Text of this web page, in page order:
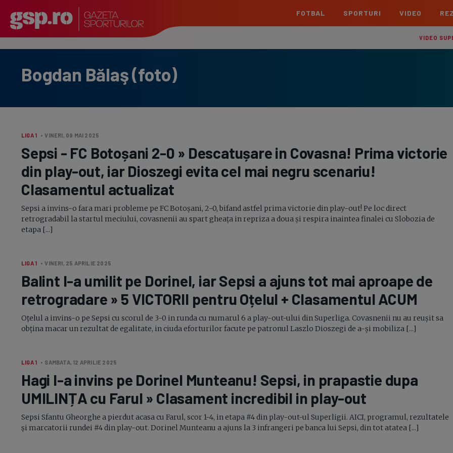
FOTBAL
TOATE ȘTIRILE
La
Echipe
Echipe
Program TV
SPORTURI VIDEO
VIDEO
Bogdan Bălaş (foto)
LIGA 1 • VINERI, 09 MAI 2025
Sepsi - FC Botoșani 2-0 » Descatușare in Covasna! Prima victorie
din play-out, iar Dioszegi evita cel mai negru scenariu!
Clasamentul actualizat
Sepsi a invins-o fara mari probleme pe FC Botoșani, 2-0, bifand astfel prima victorie din play-out! Pe loc direct
retrogradabil la startul meciului, covasnenii au spart gheața in repriza a doua și respira inaintea finalei cu Slobozia de
etapa [...]
LIGA 1 • VINERI, 25 APRILIE 2025
Balint l-a umilit pe Dorinel, iar Sepsi a ajuns tot mai aproape de
retrogradare » 5 VICTORII pentru Oțelul + Clasamentul ACUM
Oțelul a invins-o pe Sepsi cu scorul de 3-0 in runda cu numarul 6 a play-out-ului din Superliga. Covasnenii nu au reușit sa
obțina macar un rezultat de egalitate, in ciuda eforturilor facute pe patronul Laszlo Dioszegi de a-și mobiliza [...]
LIGA 1 • SAMBATA, 12 APRILIE 2025
Hagi l-ainvins pe Dorinel Munteanu! Sepsi, in prapastie dupa
UMILINȚA cu Farul » Clasament incredibil in play-out
Sepsi Sfantu Gheorghe a pierdut acasa cu Farul, scor 1-4, in etapa #4 din play-out-ul Superligii. AICI, programul, rezultatele
și marcatorii rundei #4 din play-out. Dorinel Munteanu a ajuns la 3 infrangeri pe banca lui Sepsi, din tot atatea [...]